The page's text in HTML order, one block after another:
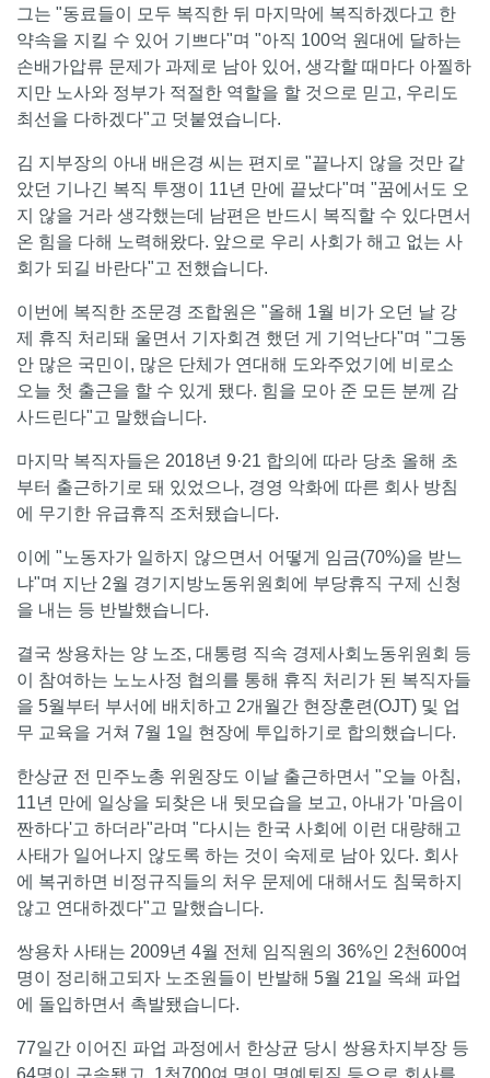
그는 "동료들이 모두 복직한 뒤 마지막에 복직하겠다고 한
약속을 지킬 수 있어 기쁘다"며 "아직 100억 원대에 달하는
손배가압류 문제가 과제로 남아 있어, 생각할 때마다 아찔하
지만 노사와 정부가 적절한 역할을 할 것으로 믿고, 우리도
최선을 다하겠다"고 덧붙였습니다.
김 지부장의 아내 배은경 씨는 편지로 "끝나지 않을 것만 같
았던 기나긴 복직 투쟁이 11년 만에 끝났다"며 "꿈에서도 오
지 않을 거라 생각했는데 남편은 반드시 복직할 수 있다면서
온 힘을 다해 노력해왔다. 앞으로 우리 사회가 해고 없는 사
회가 되길 바란다"고 전했습니다.
이번에 복직한 조문경 조합원은 "올해 1월 비가 오던 날 강
제 휴직 처리돼 울면서 기자회견 했던 게 기억난다"며 "그동
안 많은 국민이, 많은 단체가 연대해 도와주었기에 비로소
오늘 첫 출근을 할 수 있게 됐다. 힘을 모아 준 모든 분께 감
사드린다"고 말했습니다.
마지막 복직자들은 2018년 9·21 합의에 따라 당초 올해 초
부터 출근하기로 돼 있었으나, 경영 악화에 따른 회사 방침
에 무기한 유급휴직 조처됐습니다.
이에 "노동자가 일하지 않으면서 어떻게 임금(70%)을 받느
냐"며 지난 2월 경기지방노동위원회에 부당휴직 구제 신청
을 내는 등 반발했습니다.
결국 쌍용차는 양 노조, 대통령 직속 경제사회노동위원회 등
이 참여하는 노노사정 협의를 통해 휴직 처리가 된 복직자들
을 5월부터 부서에 배치하고 2개월간 현장훈련(OJT) 및 업
무 교육을 거쳐 7월 1일 현장에 투입하기로 합의했습니다.
한상균 전 민주노총 위원장도 이날 출근하면서 "오늘 아침,
11년 만에 일상을 되찾은 내 뒷모습을 보고, 아내가 '마음이
짠하다'고 하더라"라며 "다시는 한국 사회에 이런 대량해고
사태가 일어나지 않도록 하는 것이 숙제로 남아 있다. 회사
에 복귀하면 비정규직들의 처우 문제에 대해서도 침묵하지
않고 연대하겠다"고 말했습니다.
쌍용차 사태는 2009년 4월 전체 임직원의 36%인 2천600여
명이 정리해고되자 노조원들이 반발해 5월 21일 옥쇄 파업
에 돌입하면서 촉발됐습니다.
77일간 이어진 파업 과정에서 한상균 당시 쌍용차지부장 등
64명이 구속됐고, 1천700여 명이 명예퇴직 등으로 회사를